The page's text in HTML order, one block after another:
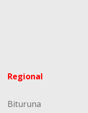
Regional
Bituruna